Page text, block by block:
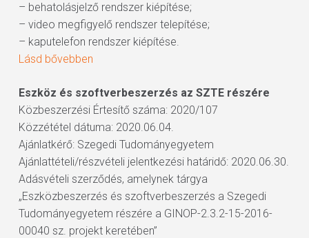
– behatolásjelző rendszer kiépítése;
– video megfigyelő rendszer telepítése;
– kaputelefon rendszer kiépítése.
Lásd bővebben
Eszköz és szoftverbeszerzés az SZTE részére
Közbeszerzési Értesítő száma: 2020/107
Közzététel dátuma: 2020.06.04.
Ajánlatkérő: Szegedi Tudományegyetem
Ajánlattételi/részvételi jelentkezési határidő: 2020.06.30.
Adásvételi szerződés, amelynek tárgya
„Eszközbeszerzés és szoftverbeszerzés a Szegedi
Tudományegyetem részére a GINOP-2.3.2-15-2016-
00040 sz. projekt keretében”